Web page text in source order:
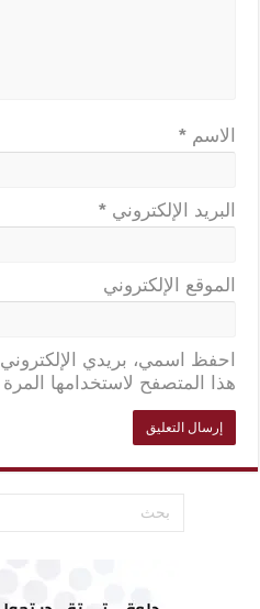
الاسم *
البريد الإلكتروني *
الموقع الإلكتروني
احفظ اسمي، بريدي
هذا المتصفح لاستخدامها